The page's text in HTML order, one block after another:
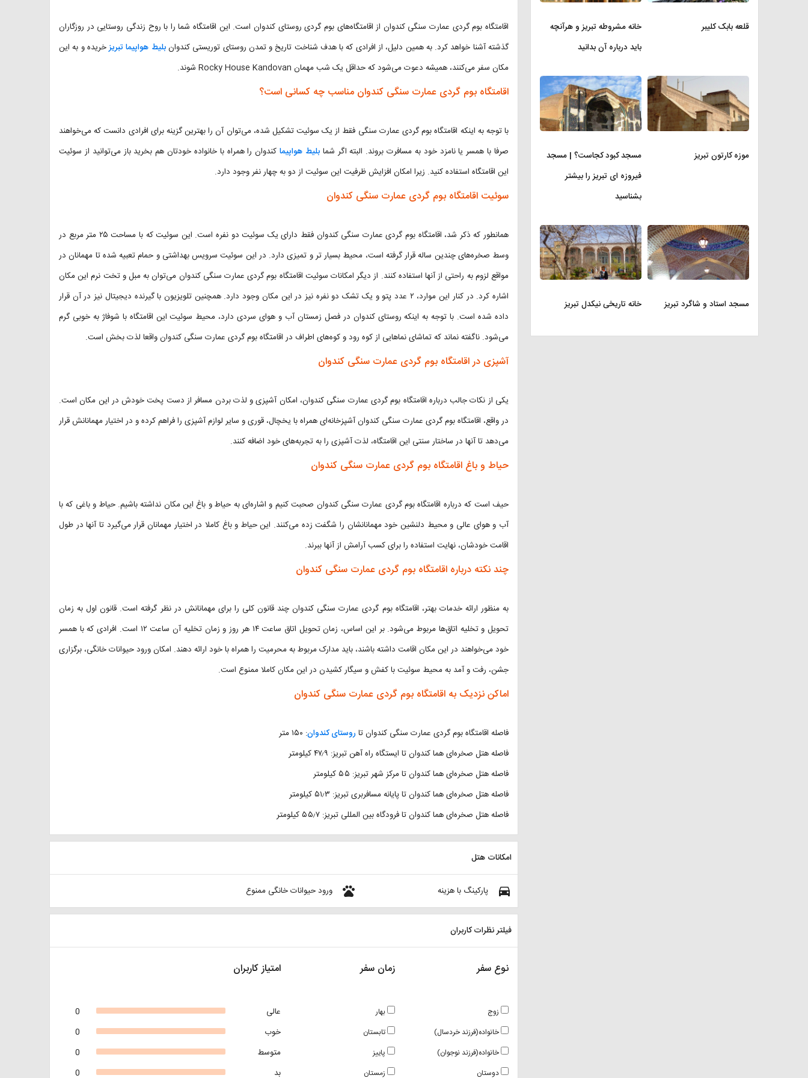
اقامتگاه بوم گردی عمارت سنگی کندوان از اقامتگاه‌های بوم گردی روستای کندوان است. این اقامتگاه شما را با روح زندگی روستایی در روزگاران
گذشته آشنا خواهد کرد. به همین دلیل، از افرادی که با هدف شناخت تاریخ و تمدن روستای توریستی کندوانبلیط هواپیما تبریزخریده و به این
مکان سفر می‌کنند، همیشه دعوت می‌شود که حداقل یک شب مهمان Rocky House Kandovan شوند.
اقامتگاه بوم گردی عمارت سنگی کندوان مناسب چه کسانی است؟
با توجه به اینکه اقامتگاه بوم گردی عمارت سنگی فقط از یک سوئیت تشکیل شده، می‌توان آن را بهترین گزینه برای افرادی دانست که می‌خواهند
صرفا با همسر یا نامزد خود به مسافرت بروند. البته اگر شمابلیط هواپیماکندوان را همراه با خانواده خودتان هم بخرید باز می‌توانید از سوئیت
این اقامتگاه استفاده کنید. زیرا امکان افزایش ظرفیت این سوئیت از دو به چهار نفر وجود دارد.
سوئیت اقامتگاه بوم گردی عمارت سنگی کندوان
همانطور که ذکر شد، اقامتگاه بوم گردی عمارت سنگی کندوان فقط دارای یک سوئیت دو نفره است. این سوئیت که با مساحت ۲۵ متر مربع در
وسط صخره‌های چندین ساله قرار گرفته است، محیط بسیار تر و تمیزی دارد. در این سوئیت سرویس بهداشتی و حمام تعبیه شده تا مهمانان در
مواقع لزوم به راحتی از آنها استفاده کنند. از دیگر امکانات سوئیت اقامتگاه بوم گردی عمارت سنگی کندوان می‌توان به مبل و تخت نرم این مکان
اشاره کرد. در کنار این موارد، ۲ عدد پتو و یک تشک دو نفره نیز در این مکان وجود دارد. همچنین تلویزیون با گیرنده دیجیتال نیز در آن قرار
داده شده است. با توجه به اینکه روستای کندوان در فصل زمستان آب و هوای سردی دارد، محیط سوئیت این اقامتگاه با شوفاژ به خوبی گرم
می‌شود. ناگفته نماند که تماشای نماهایی از کوه رود و کوه‌های اطراف در اقامتگاه بوم گردی عمارت سنگی کندوان واقعا لذت بخش است.
آشپزی در اقامتگاه بوم گردی عمارت سنگی کندوان
یکی از نکات جالب درباره اقامتگاه بوم گردی عمارت سنگی کندوان، امکان آشپزی و لذت بردن مسافر از دست پخت خودش در این مکان است.
در واقع، اقامتگاه بوم گردی عمارت سنگی کندوان آشپزخانه‌ای همراه با یخچال، قوری و سایر لوازم آشپزی را فراهم کرده و در اختیار مهمانانش قرار
می‌دهد تا آنها در ساختار سنتی این اقامتگاه، لذت آشپزی را به تجربه‌های خود اضافه کنند.
حیاط و باغ اقامتگاه بوم گردی عمارت سنگی کندوان
حیف است که درباره اقامتگاه بوم گردی عمارت سنگی کندوان صحبت کنیم و اشاره‌ای به حیاط و باغ این مکان نداشته باشیم. حیاط و باغی که با
آب و هوای عالی و محیط دلنشین خود مهمانانشان را شگفت زده می‌کنند. این حیاط و باغ کاملا در اختیار مهمانان قرار می‌گیرد تا آنها در طول
اقامت خودشان، نهایت استفاده را برای کسب آرامش از آنها ببرند.
چند نکته درباره اقامتگاه بوم گردی عمارت سنگی کندوان
به منظور ارائه خدمات بهتر، اقامتگاه بوم گردی عمارت سنگی کندوان چند قانون کلی را برای مهمانانش در نظر گرفته است. قانون اول به زمان
تحویل و تخلیه اتاق‌ها مربوط می‌شود. بر این اساس، زمان تحویل اتاق ساعت ۱۴ هر روز و زمان تخلیه آن ساعت ۱۲ است. افرادی که با همسر
خود می‌خواهند در این مکان اقامت داشته باشند، باید مدارک مربوط به محرمیت را همراه با خود ارائه دهند. امکان ورود حیوانات خانگی، برگزاری
جشن، رفت و آمد به محیط سوئیت با کفش و سیگار کشیدن در این مکان کاملا ممنوع است.
اماکن نزدیک به اقامتگاه بوم گردی عمارت سنگی کندوان
فاصله اقامتگاه بوم گردی عمارت سنگی کندوان تا روستای کندوان: ۱۵۰ متر
فاصله هتل صخره‌ای هما کندوان تا ایستگاه راه آهن تبریز: ۴۷٫۹ کیلومتر
فاصله هتل صخره‌ای هما کندوان تا مرکز شهر تبریز: ۵۵ کیلومتر
فاصله هتل صخره‌ای هما کندوان تا پایانه مسافربری تبریز: ۵۱٫۳ کیلومتر
فاصله هتل صخره‌ای هما کندوان تا فرودگاه بین المللی تبریز: ۵۵٫۷ کیلومتر
امکانات هتل
pets ورود حیوانات خانگی ممنوع directions_car پارکینگ با هزینه
فیلتر نظرات کاربران
امتیاز کاربران
0
عالی
0
خوب
0
متوسط
0
بد
زمان سفر
بهار
تابستان
پاییز
زمستان
نوع سفر
زوج
خانواده(فرزند خردسال)
خانواده(فرزند نوجوان)
دوستان
قلعه بابک کلیبر
خانه مشروطه تبریز و هرآنچه
باید درباره آن بدانید
موزه کارتون تبریز
مسجد کبود کجاست؟ | مسجد
فیروزه ای تبریز را بیشتر
بشناسید
مسجد استاد و شاگرد تبریز خانه تاریخی نیکدل تبریز